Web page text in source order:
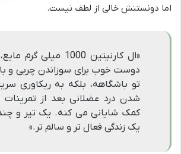
اما دونستنش خالی از لطف نیست.
«ال کارنیتین 1000 میلی
دوست خوب برای سوزاندن چربی و
تو باشگاهه، بلکه به ریکاوری
شدن درد عضلانی بعد از
کمک شایانی می کنه. یک تیر و
یک زندگی فعال تر و سالم تر.»